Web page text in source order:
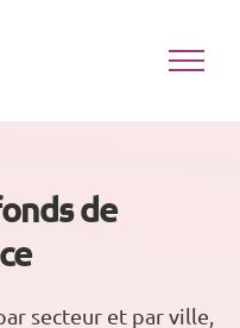
de
secteur et par ville,